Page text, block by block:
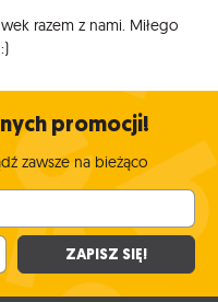
razem z nami. Miłego
promocji!
zawsze na bieżąco
ZAPISZ SIĘ!